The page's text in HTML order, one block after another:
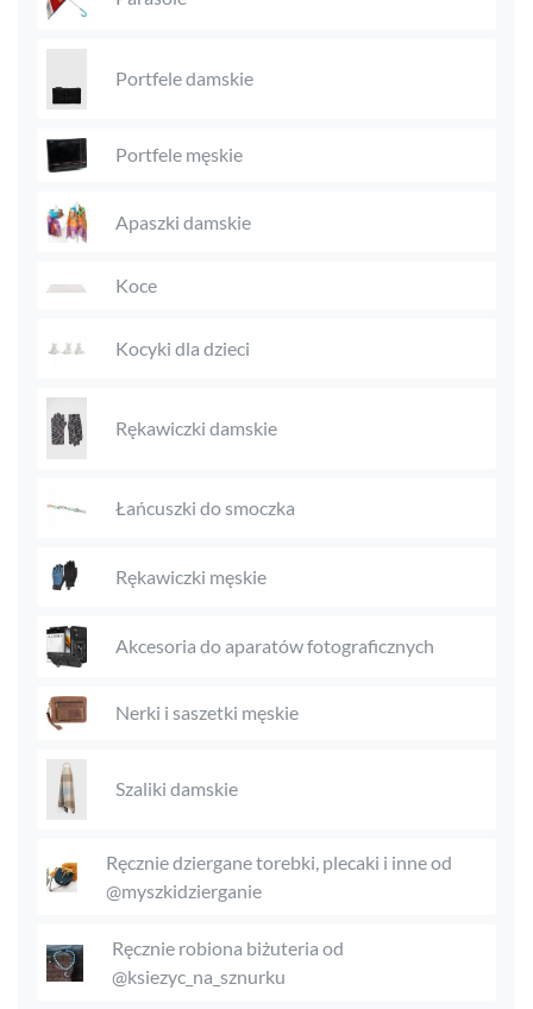
Portfele damskie
Portfele męskie
Apaszki damskie
Koce
Kocyki dla dzieci
Rękawiczki damskie
Łańcuszki do smoczka
Rękawiczki męskie
Akcesoria do aparatów fotograficznych
Nerki i saszetki męskie
Szaliki damskie
Ręcznie dziergane torebki, plecaki i inne od
@myszkidzierganie
Ręcznie robiona biżuteria od
@ksiezyc_na_sznurku